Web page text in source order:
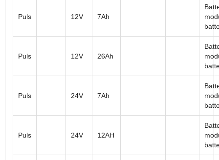
Puls 12V 7Ah
Puls 12V 26Ah
Puls 24V 7Ah
Puls 24V 12AH